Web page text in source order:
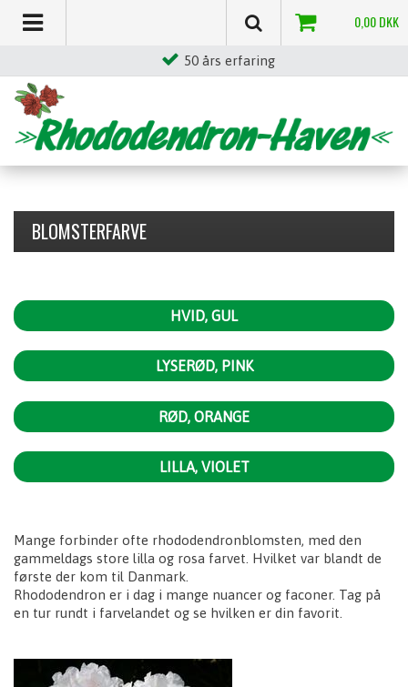
Stor egenproduktion
0,00DKK
BLOMSTERFARVE
HVID, GUL
LYSERØD, PINK
RØD, ORANGE
LILLA, VIOLET
Mange forbinder ofte rhododendronblomsten, med den
gammeldags store lilla og rosa farvet. Hvilket var blandt de
første der kom til Danmark.
Rhododendron er i dag i mange nuancer og faconer. Tag på
en tur rundt i farvelandet og se hvilken er din favorit.